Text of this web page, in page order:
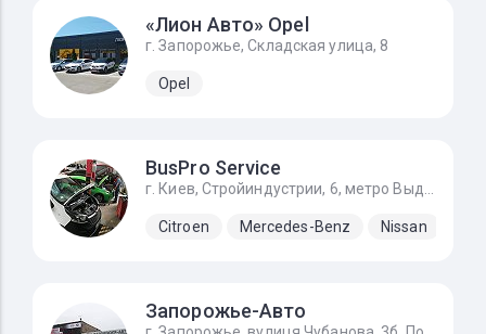
«Лион Авто» Opel
г. Запорожье, Складская улица, 8
Opel
BusPro Service
Citroen Mercedes-Benz Nissan
Запорожье-Авто